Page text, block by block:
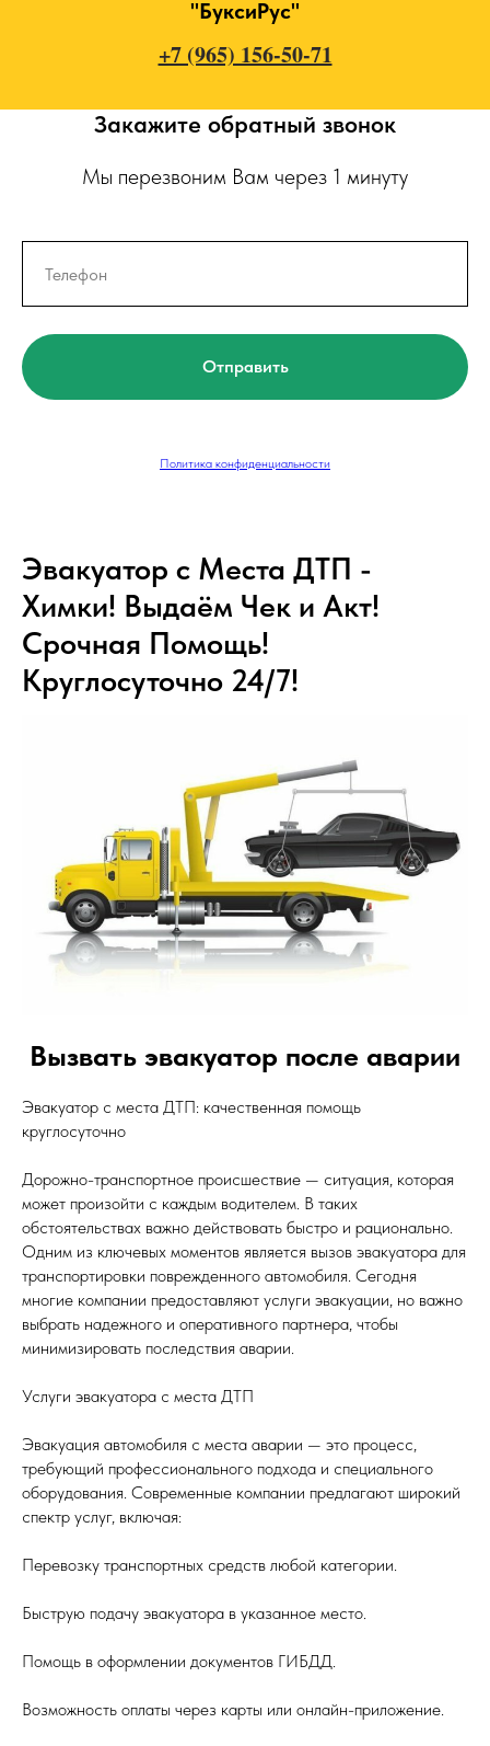
"БуксиРус"
+7 (965) 156-50-71
Закажите обратный звонок
Мы перезвоним Вам через 1 минуту
Отправить
Политика конфиденциальности
Эвакуатор с Места ДТП -
Химки! Выдаём Чек и Акт!
Срочная Помощь!
Круглосуточно 24/7!
Вызвать эвакуатор после аварии
Эвакуатор с места ДТП: качественная помощь
круглосуточно
Дорожно-транспортное происшествие — ситуация, которая
может произойти с каждым водителем. В таких
обстоятельствах важно действовать быстро и рационально.
Одним из ключевых моментов является вызов эвакуатора для
транспортировки поврежденного автомобиля. Сегодня
многие компании предоставляют услуги эвакуации, но важно
выбрать надежного и оперативного партнера, чтобы
минимизировать последствия аварии.
Услуги эвакуатора с места ДТП
Эвакуация автомобиля с места аварии — это процесс,
требующий профессионального подхода и специального
оборудования. Современные компании предлагают широкий
спектр услуг, включая:
Перевозку транспортных средств любой категории.
Быструю подачу эвакуатора в указанное место.
Помощь в оформлении документов ГИБДД.
Возможность оплаты через карты или онлайн-приложение.